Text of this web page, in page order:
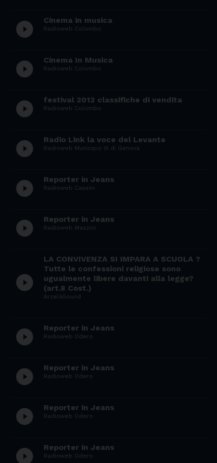
play_circle_filled Cinema in musica
Radioweb Colombo
play_circle_filled Cinema In Musica
Radioweb Colombo
play_circle_filled festival 2012 classifiche di vendita
Radioweb Colombo
play_circle_filled Radio Link la voce del Levante
Radioweb Municipio IX di Genova
play_circle_filled Reporter in Jeans
Radioweb Cassini
play_circle_filled Reporter in Jeans
Radioweb Mazzini
play_circle_filled
LA CONVIVENZA SI IMPARA A SCUOLA ?
Tutte le confessioni religiose sono
ugualmente libere davanti alla legge?
(art.8 Cost.)
ArzelàSound
play_circle_filled Reporter in Jeans
Radioweb Odero
play_circle_filled Reporter in Jeans
Radioweb Odero
play_circle_filled Reporter in Jeans
Radioweb Odero
play_circle_filled Reporter in Jeans
Radioweb Odero